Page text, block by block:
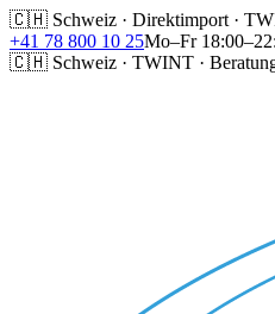
🇨🇭 Schweiz · Direktimport ·
+41 78 800 10 25Mo–Fr
🇨🇭 Schweiz · TWINT ·